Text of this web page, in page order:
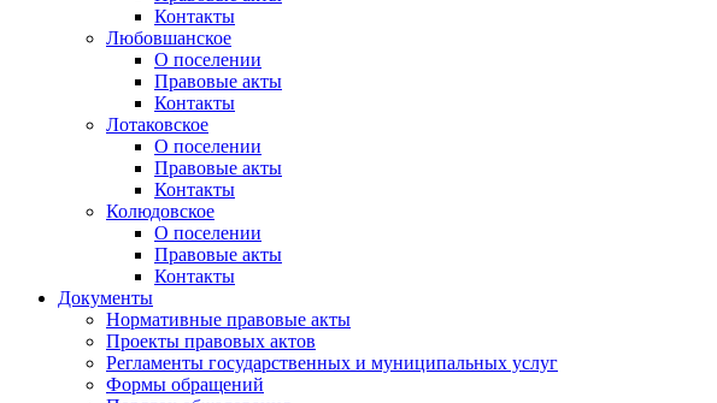
Контакты
Любовшанское
О поселении
Правовые акты
Контакты
Лотаковское
О поселении
Правовые акты
Контакты
Колюдовское
О поселении
Правовые акты
Контакты
Документы
Нормативные правовые акты
Проекты правовых актов
Регламенты государственных и муниципальных услуг
Формы обращений